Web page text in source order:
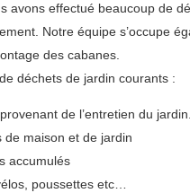
avons effectué beaucoup de
Notre équipe s’occupe
des cabanes.
déchets de jardin courants :
de l’entretien du jardin.
de maison et de jardin
accumulés
poussettes etc…